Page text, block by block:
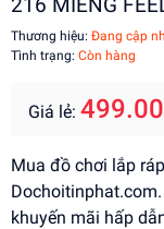
Thương hiệu: Đang cập
Tình trạng: Còn hàng
Giá lẻ:
Mua đồ chơi lắp
khuyến mãi hấp